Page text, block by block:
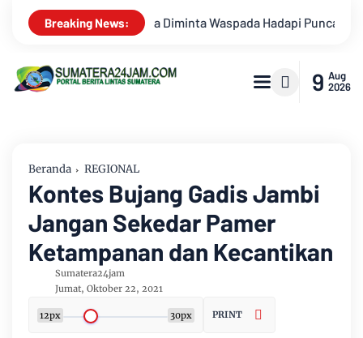
Breaking News:
Puncak Kemarau Survei Lapangan Dilakukan, Proyek
9 Aug
2026
Beranda REGIONAL
Kontes Bujang Gadis Jambi
Jangan Sekedar Pamer
Ketampanan dan Kecantikan
Sumatera24jam
Jumat, Oktober 22, 2021
12px 30px PRINT